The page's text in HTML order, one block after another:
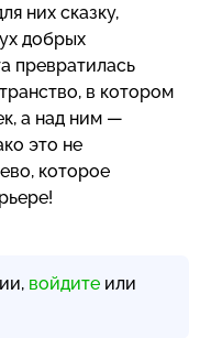
них сказку,
добрых
превратилась
в котором
а над ним —
это не
которое
войдите или